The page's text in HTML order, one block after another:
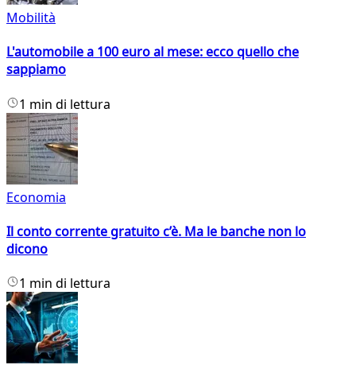
Mobilità
L'automobile a 100 euro al mese: ecco quello che
sappiamo
1 min di lettura
Economia
Il conto corrente gratuito c’è. Ma le banche non lo
dicono
1 min di lettura